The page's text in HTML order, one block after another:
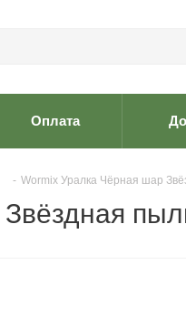
Оплата
- Wormix Уралка Чёрная шар